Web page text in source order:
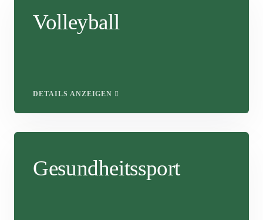
Volleyball
DETAILS ANZEIGEN
Gesundheitssport